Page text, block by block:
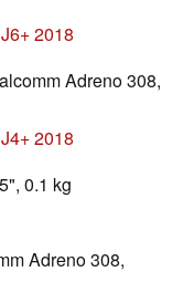
2018
Adreno 308,
2018
0.1 kg
Adreno 308,